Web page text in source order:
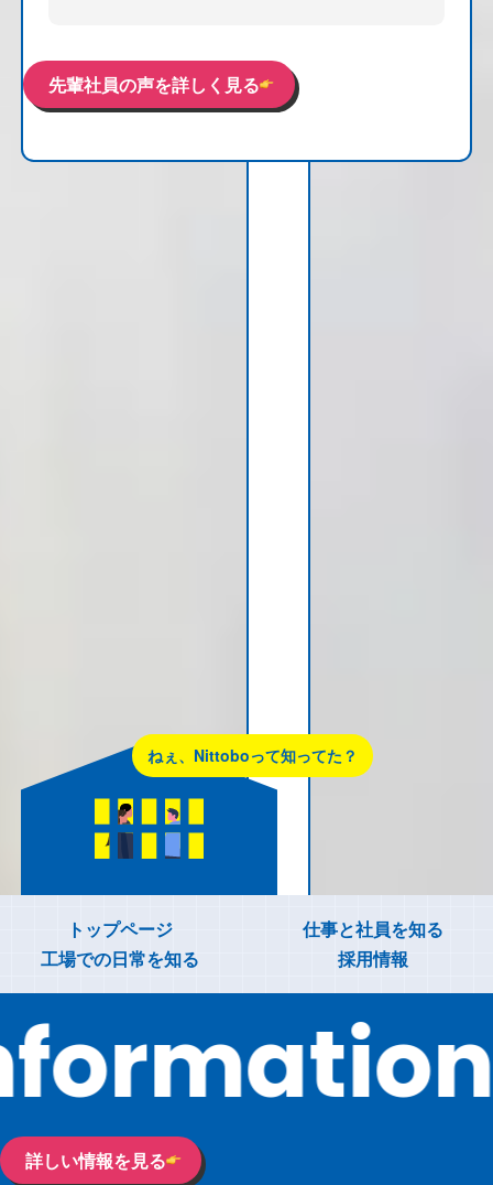
Nittoboの工場
工場での業務と職種
工場ではたらく
先輩社員の声
先輩社員の声を詳しく見る
ねぇ、Nittoboって知ってた？
TOPにもどる
トップページ
仕事と社員を知る
工場での日常を知る
採用情報
詳しい情報を見る